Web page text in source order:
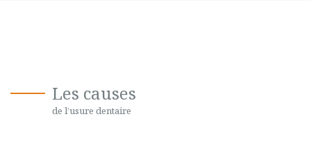
Les causes
de l’usure dentaire